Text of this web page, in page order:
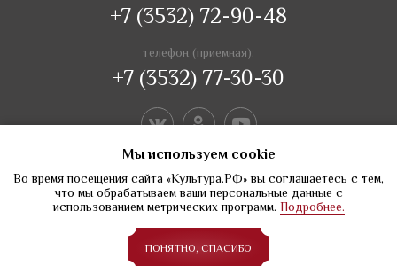
Мы используем сookie
Во время посещения сайта «Культура.РФ» вы соглашаетесь с тем,
что мы обрабатываем ваши персональные данные с
использованием метрических программ. Подробнее.
ПОНЯТНО, СПАСИБО
+7 (3532) 72-90-48
телефон (приемная):
+7 (3532) 77-30-30
Создание сайтов Веб-студия Веста